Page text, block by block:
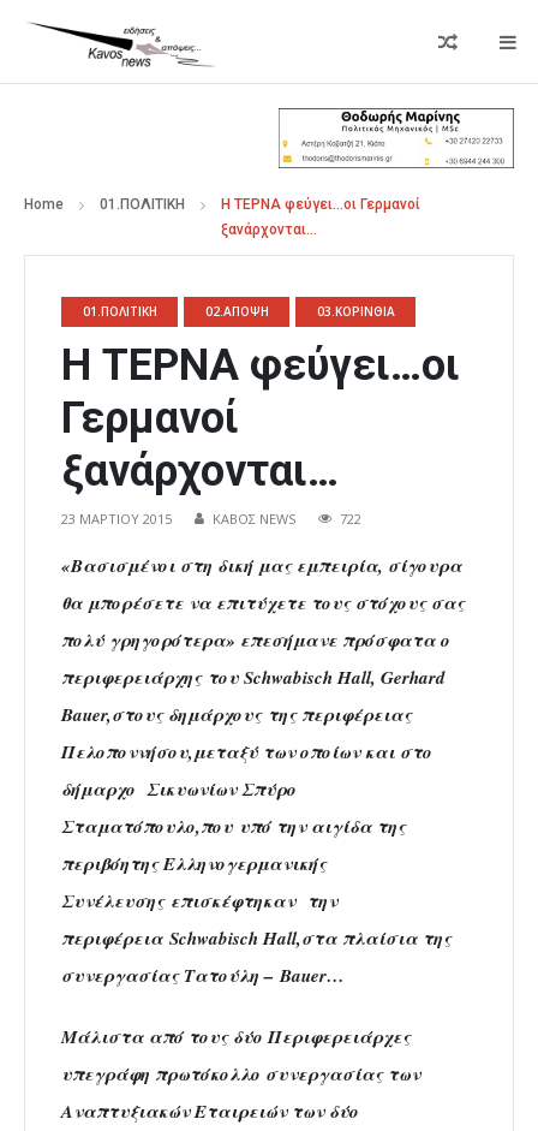
Home 01.ΠΟΛΙΤΙΚΗ
Η ΤΕΡΝΑ φεύγει…οι Γερμανοί
ξανάρχονται…
01.ΠΟΛΙΤΙΚΗ 02.ΑΠΟΨΗ 03.ΚΟΡΙΝΘΙΑ
Η ΤΕΡΝΑ φεύγει…οι
Γερμανοί
ξανάρχονται…
23 ΜΑΡΤΊΟΥ 2015 ΚΑΒΟΣ NEWS 722
«Βασισμένοι στη δική μας εμπειρία, σίγουρα
θα μπορέσετε να επιτύχετε τους στόχους σας
πολύ γρηγορότερα» επεσήμανε πρόσφατα ο
περιφερειάρχης του Schwabisch Hall, Gerhard
Bauer,στους δημάρχους της περιφέρειας
Πελοποννήσου,μεταξύ των οποίων και στο
δήμαρχο Σικυωνίων Σπύρο
Σταματόπουλο,που υπό την αιγίδα της
περιβόητης Ελληνογερμανικής
Συνέλευσης επισκέφτηκαν την
περιφέρεια Schwabisch Hall,στα πλαίσια της
συνεργασίας Τατούλη – Bauer…
Μάλιστα από τους δύο Περιφερειάρχες
υπεγράφη πρωτόκολλο συνεργασίας των
Αναπτυξιακών Εταιρειών των δύο